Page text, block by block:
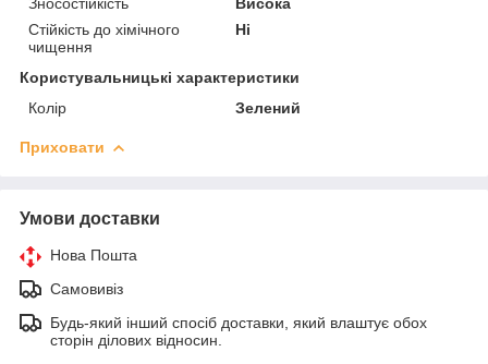
Стійкість до хімічного
чищення
Ні
Користувальницькі характеристики
Колір
Зелений
Приховати
Умови доставки
Нова Пошта
Самовивіз
Будь-який інший спосіб доставки, який влаштує обох
сторін ділових відносин.